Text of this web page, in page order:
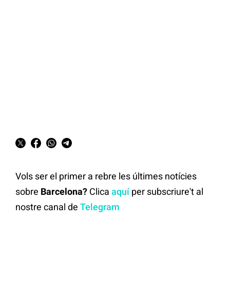
Vols ser el primer a rebre les últimes notícies
sobre Barcelona? Clica aquíper subscriure't al
nostre canal de Telegram